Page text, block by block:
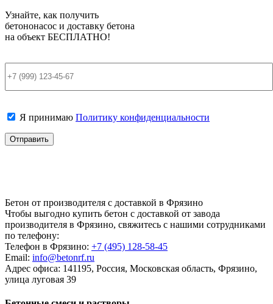
Узнайте, как получить
бетононасос и доставку бетона
на объект БЕСПЛАТНО!
Я принимаю Политику конфиденциальности
Бетон от производителя с доставкой в Фрязино
Чтобы выгодно купить бетон с доставкой от завода
производителя в Фрязино, свяжитесь с нашими сотрудниками
по телефону:
Телефон в Фрязино: +7 (495) 128-58-45
Email: info@betonrf.ru
Адрес офиса: 141195, Россия, Московская область, Фрязино,
улица луговая 39